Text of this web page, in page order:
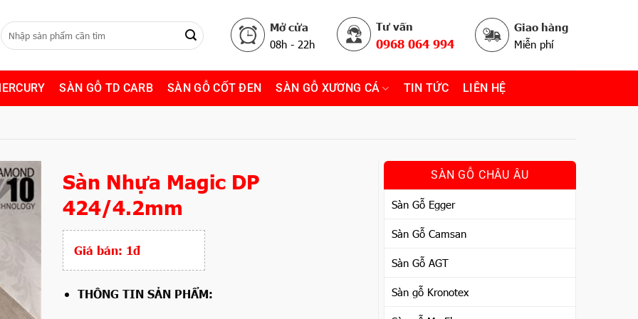
Mở cửa
08h - 22h
Tư vấn
0968 064 994
Giao hàng
Miễn phí
SÀN GỖ TD CARB SÀN GỖ CỐT ĐEN SÀN GỖ XƯƠNG CÁ TIN TỨC LIÊN HỆ
SÀN GỖ CHÂU ÂU
Sàn Gỗ Egger
Sàn Gỗ Camsan
Sàn Gỗ AGT
Sàn gỗ Kronotex
Sàn Nhựa Magic DP
424/4.2mm
Giá bán: 1đ
THÔNG TIN SẢN PHẨM: